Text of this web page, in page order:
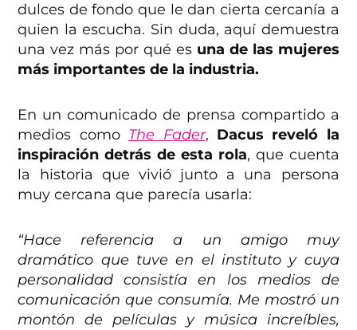
dulces de fondo que le dan cierta cercanía a
quien la escucha. Sin duda, aquí demuestra
una vez más por qué esuna de las mujeres
más importantes de la industria.
En un comunicado de prensa compartido a
medios como The Fader, Dacus reveló la
inspiración detrás de esta rola, que cuenta
la historia que vivió junto a una persona
muy cercana que parecía usarla:
“Hace referencia a un amigo muy
dramático que tuve en el instituto y cuya
personalidad consistía en los medios de
comunicación que consumía. Me mostró un
montón de películas y música increíbles,